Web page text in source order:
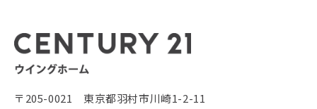
〒205-0021 東京都羽村市川崎1-2-11